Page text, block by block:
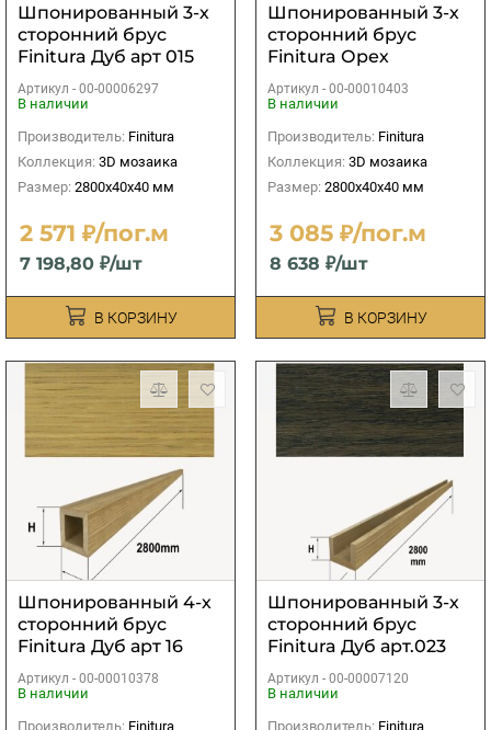
Шпонированный 3-х
сторонний брус
Finitura Дуб арт 015
40х40х2800 мм
Артикул - 00-00006297
В наличии
Производитель: Finitura
Коллекция: 3D мозаика
Размер: 2800х40х40 мм
2 571 ₽/пог.м
7 198,80 ₽/шт
В КОРЗИНУ
Шпонированный 3-х
сторонний брус
Finitura Орех
американский
40х40х2800 мм
Артикул - 00-00010403
В наличии
Производитель: Finitura
Коллекция: 3D мозаика
Размер: 2800х40х40 мм
3 085 ₽/пог.м
8 638 ₽/шт
В КОРЗИНУ
Шпонированный 4-х
сторонний брус
Finitura Дуб арт 16
40х40х2800 мм
Артикул - 00-00010378
В наличии
Производитель: Finitura
Шпонированный 3-х
сторонний брус
Finitura Дуб арт.023
40х40х2800 мм
Артикул - 00-00007120
В наличии
Производитель: Finitura